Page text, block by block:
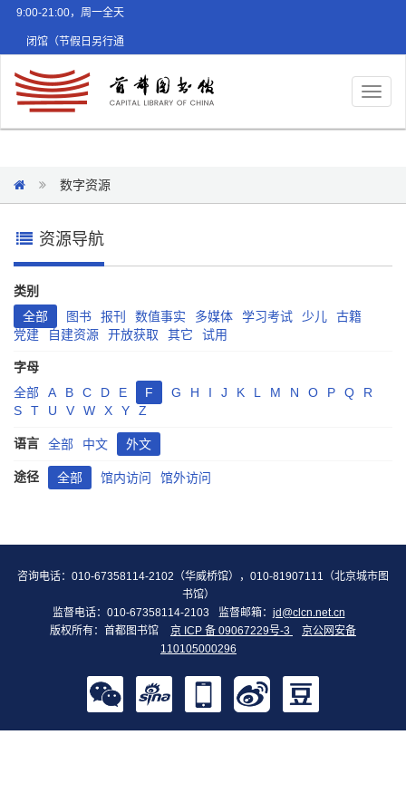
9:00-21:00，周一全天
闭馆（节假日另行通
数字资源
资源导航
类别
全部
图书 报刊 数值事实 多媒体 学习考试 少儿
古籍
党建
自建资源 开放获取 其它 试用
字母
全部
A B C D E F G H I J K L M N O P Q
R
S
T U V W X Y Z
语言 全部 中文 外文
途径 全部 馆内访问 馆外访问
咨询电话：010-67358114-2102（华威桥馆），010-81907111（北京城市图
书馆）
监督电话：010-67358114-2103
监督邮箱： jd@clcn.net.cn
版权所有：首都图书馆
京 ICP 备 09067229号-3
京公网安备
110105000296